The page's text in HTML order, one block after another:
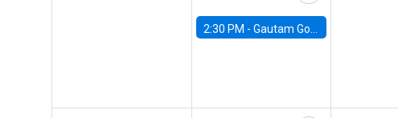
2:30 PM - Gautam Gowrisankaran, Columbia University